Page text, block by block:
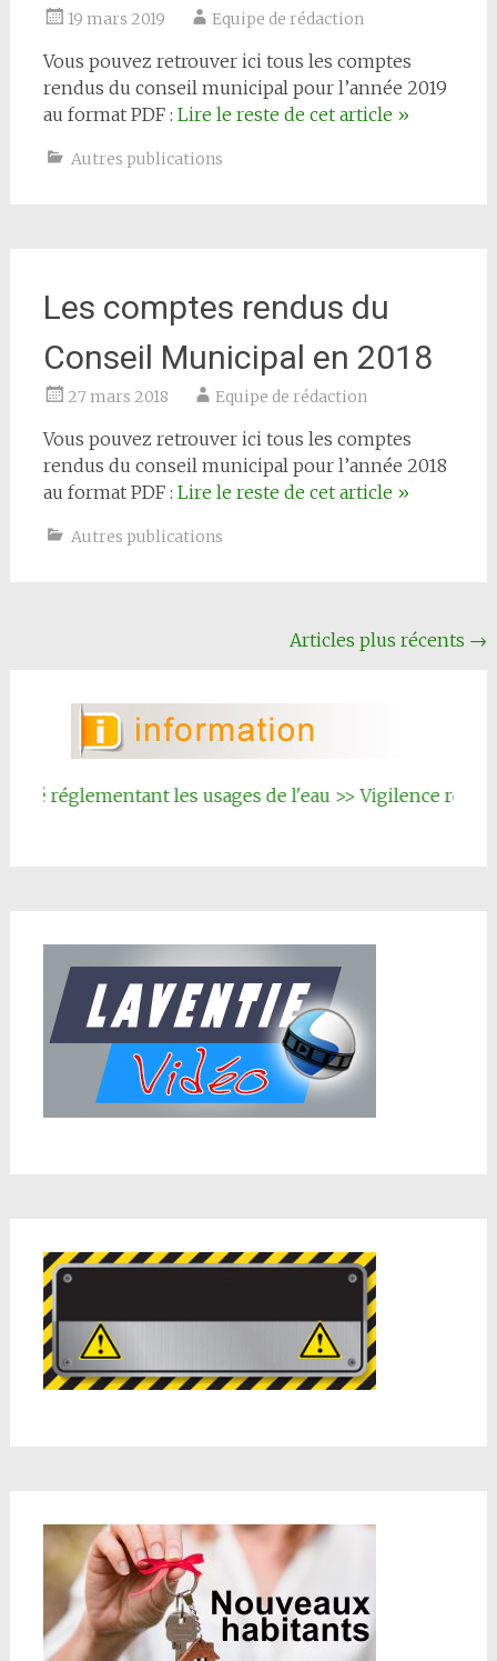
19 mars 2019 Equipe de rédaction
Vous pouvez retrouver ici tous les comptes
rendus du conseil municipal pour l’année 2019
au format PDF : Lire le reste de cet article »
Autres publications
Les comptes rendus du
Conseil Municipal en 2018
27 mars 2018 Equipe de rédaction
Vous pouvez retrouver ici tous les comptes
rendus du conseil municipal pour l’année 2018
au format PDF : Lire le reste de cet article »
Autres publications
Articles plus récents →
réglementant les usages de l'eau >> Vigilence renforcée